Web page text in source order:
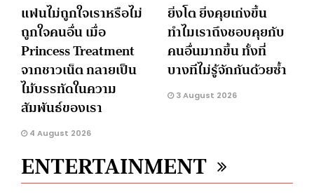
ENTERTAINMENT
แฟนไม่ถูกใจเราหรือไม่
ถูกใจคนอื่น เมื่อ
Princess Treatment
จากชาวเน็ต กลายเป็น
ไม้บรรทัดในความ
สัมพันธ์ของเรา
4 August 2026
ยิ่งโต ยิ่งคุยเก่งขึ้น
ทำไมเราถึงชอบคุยกับ
คนอื่นมากขึ้น ทั้งที่
บางทีไม่รู้จักกันด้วยซ้ำ
3 August 2026